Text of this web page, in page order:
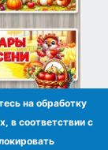
на обработку
в соответствии с